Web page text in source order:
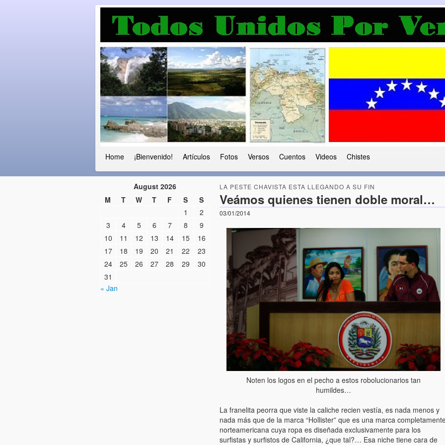
Luchando por la Democracia
Fuera el chavismo, la peor peste que le ha caido a esta tierra
Home ¡Bienvenido! Artículos Fotos Versos Cuentos Videos Chistes
LA PESTE CHAVISTA ESTA LLEGANDO A SU FIN
Veámos quienes tienen doble moral…
03/01/2014
Noten los logos en el pecho a estos robolucionarios tan
humildes…
La franelita peorra que viste la caliche recien vestía, es nada menos y
nada más que de la marca “Hollister” que es una marca
norteamericana cuya ropa es diseñada exclusivamente para los
surfistas y surfistos de California, ¿que tal?… Esa niche tiene cara de
August 2026
M
T W T F S
S
1
2
3
4 5 6 7 8
9
10
11 12 13 14 15
16
17
18 19 20 21 22
23
24
25 26 27 28 29
30
31
« Jan